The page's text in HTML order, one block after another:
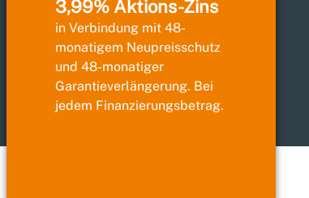
3,99% Aktions-Zins
in Verbindung mit 48-
monatigem Neupreisschutz
und 48-monatiger
Garantieverlängerung. Bei
jedem Finanzierungsbetrag.